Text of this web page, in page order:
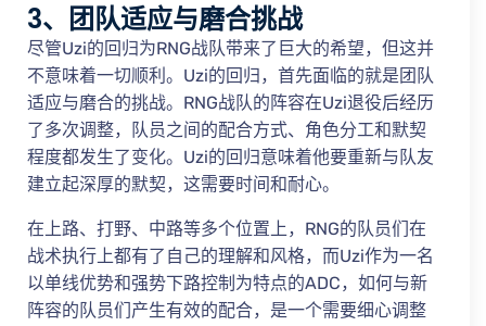
3、团队适应与磨合挑战
尽管Uzi的回归为RNG战队带来了巨大的希望，但这并
不意味着一切顺利。Uzi的回归，首先面临的就是团队
适应与磨合的挑战。RNG战队的阵容在Uzi退役后经历
了多次调整，队员之间的配合方式、角色分工和默契
程度都发生了变化。Uzi的回归意味着他要重新与队友
建立起深厚的默契，这需要时间和耐心。
在上路、打野、中路等多个位置上，RNG的队员们在
战术执行上都有了自己的理解和风格，而Uzi作为一名
以单线优势和强势下路控制为特点的ADC，如何与新
阵容的队员们产生有效的配合，是一个需要细心调整